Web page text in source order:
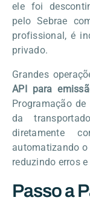
ele foi
pelo Sebrae
profissional, é
privado.
Grandes
API para
Programação
da
diretamente
automatizando o
reduzindo erros
Passo a